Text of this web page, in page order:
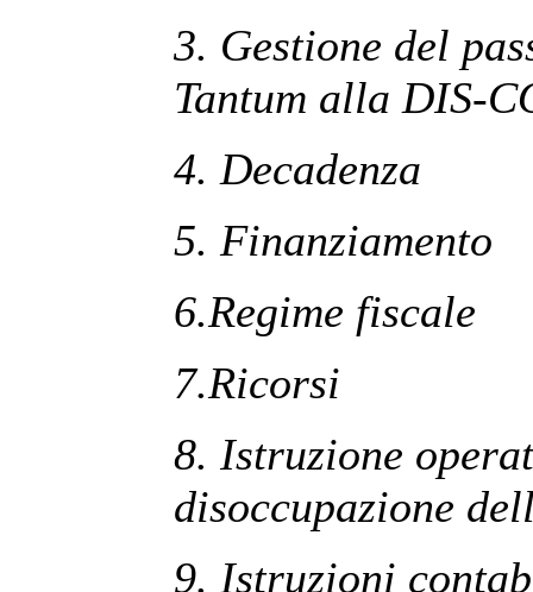
3. Gestione del
Tantum alla DIS-
4. Decadenza
5. Finanziamento
6.Regime fiscale
7.Ricorsi
8. Istruzione
disoccupazione
9. Istruzioni